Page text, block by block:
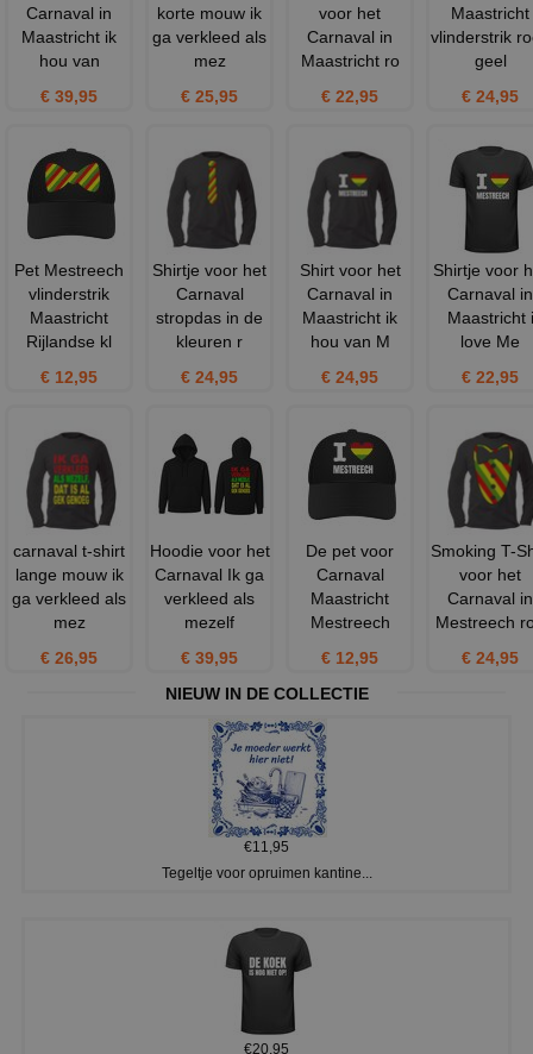
Carnaval in
Maastricht ik
hou van
€ 39,95
korte mouw ik
ga verkleed als
mez
€ 25,95
voor het
Carnaval in
Maastricht ro
€ 22,95
Maastricht
vlinderstrik
geel
€ 24,95
Pet Mestreech
vlinderstrik
Maastricht
Rijlandse kl
€ 12,95
Shirtje voor het
Carnaval
stropdas in de
kleuren r
€ 24,95
Shirt voor het
Carnaval in
Maastricht ik
hou van M
€ 24,95
Shirtje voor
Carnaval in
Maastricht i
love Me
€ 22,95
carnaval t-shirt
lange mouw ik
ga verkleed als
mez
€ 26,95
Hoodie voor het
Carnaval Ik ga
verkleed als
mezelf
€ 39,95
De pet voor
Carnaval
Maastricht
Mestreech
€ 12,95
Smoking T-
voor het
Carnaval in
Mestreech
€ 24,95
NIEUW IN DE COLLECTIE
€11,95
Tegeltje voor opruimen kantine...
€20,95